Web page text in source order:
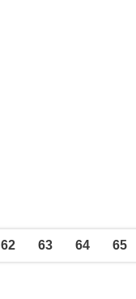
62 63 64 65